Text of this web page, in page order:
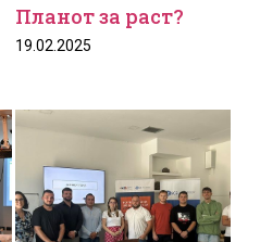
Планот за раст?
19.02.2025